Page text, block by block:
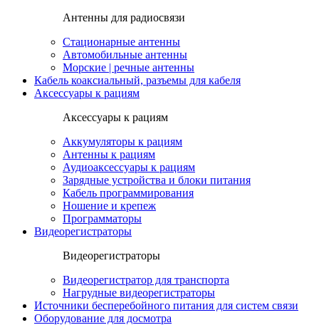
Антенны для радиосвязи
Стационарные антенны
Автомобильные антенны
Морские | речные антенны
Кабель коаксиальный, разъемы для кабеля
Аксессуары к рациям
Аксессуары к рациям
Аккумуляторы к рациям
Антенны к рациям
Аудиоаксессуары к рациям
Зарядные устройства и блоки питания
Кабель программирования
Ношение и крепеж
Программаторы
Видеорегистраторы
Видеорегистраторы
Видеорегистратор для транспорта
Нагрудные видеорегистраторы
Источники бесперебойного питания для систем связи
Оборудование для досмотра